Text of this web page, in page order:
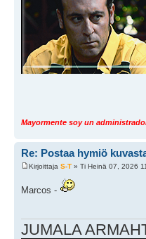
Mayormente soy un
Re: Postaa hymiö
Kirjoittaja S-T » Ti Heinä 07, 2026
Marcos -
JUMALA